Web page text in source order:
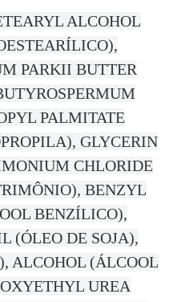
ALCOHOL
PARKII BUTTER
PALMITATE
GLYCERIN
CHLORIDE
BENZYL
BENZÍLICO),
(ÓLEO DE SOJA),
ALCOHOL (ÁLCOOL
UREA